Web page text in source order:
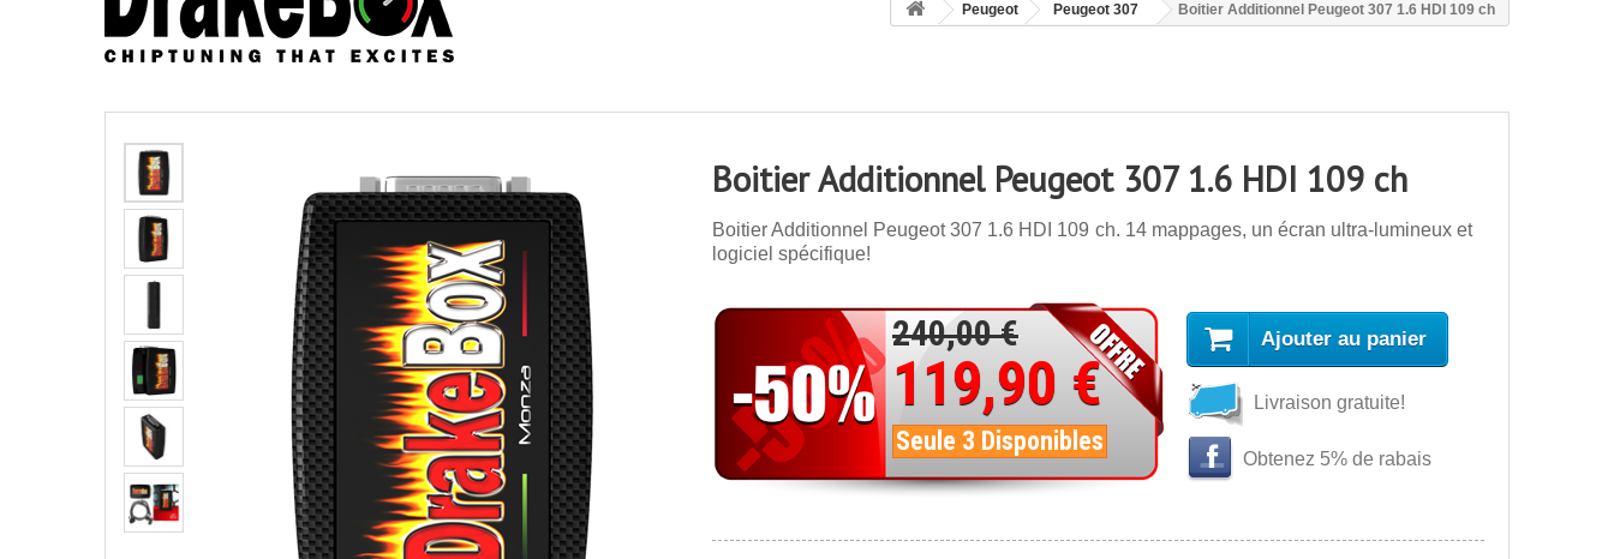
Peugeot Peugeot 307 Boitier Additionnel Peugeot 307 1.6 HDI 109 ch
Boitier Additionnel Peugeot 307 1.6 HDI 109 ch
Boitier Additionnel Peugeot 307 1.6 HDI 109 ch. 14 mappages, un écran ultra-lumineux et
logiciel spécifique!
240,00 €
119,90 €
Seule 3 Disponibles
Ajouter au panier
Livraison gratuite!
Obtenez 5% de rabais